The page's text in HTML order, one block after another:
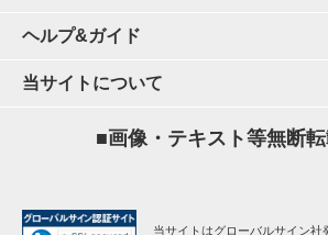
ヘルプ&ガイド
当サイトについて
■画像・テキスト等無断
当サイトはグローバルサイン社